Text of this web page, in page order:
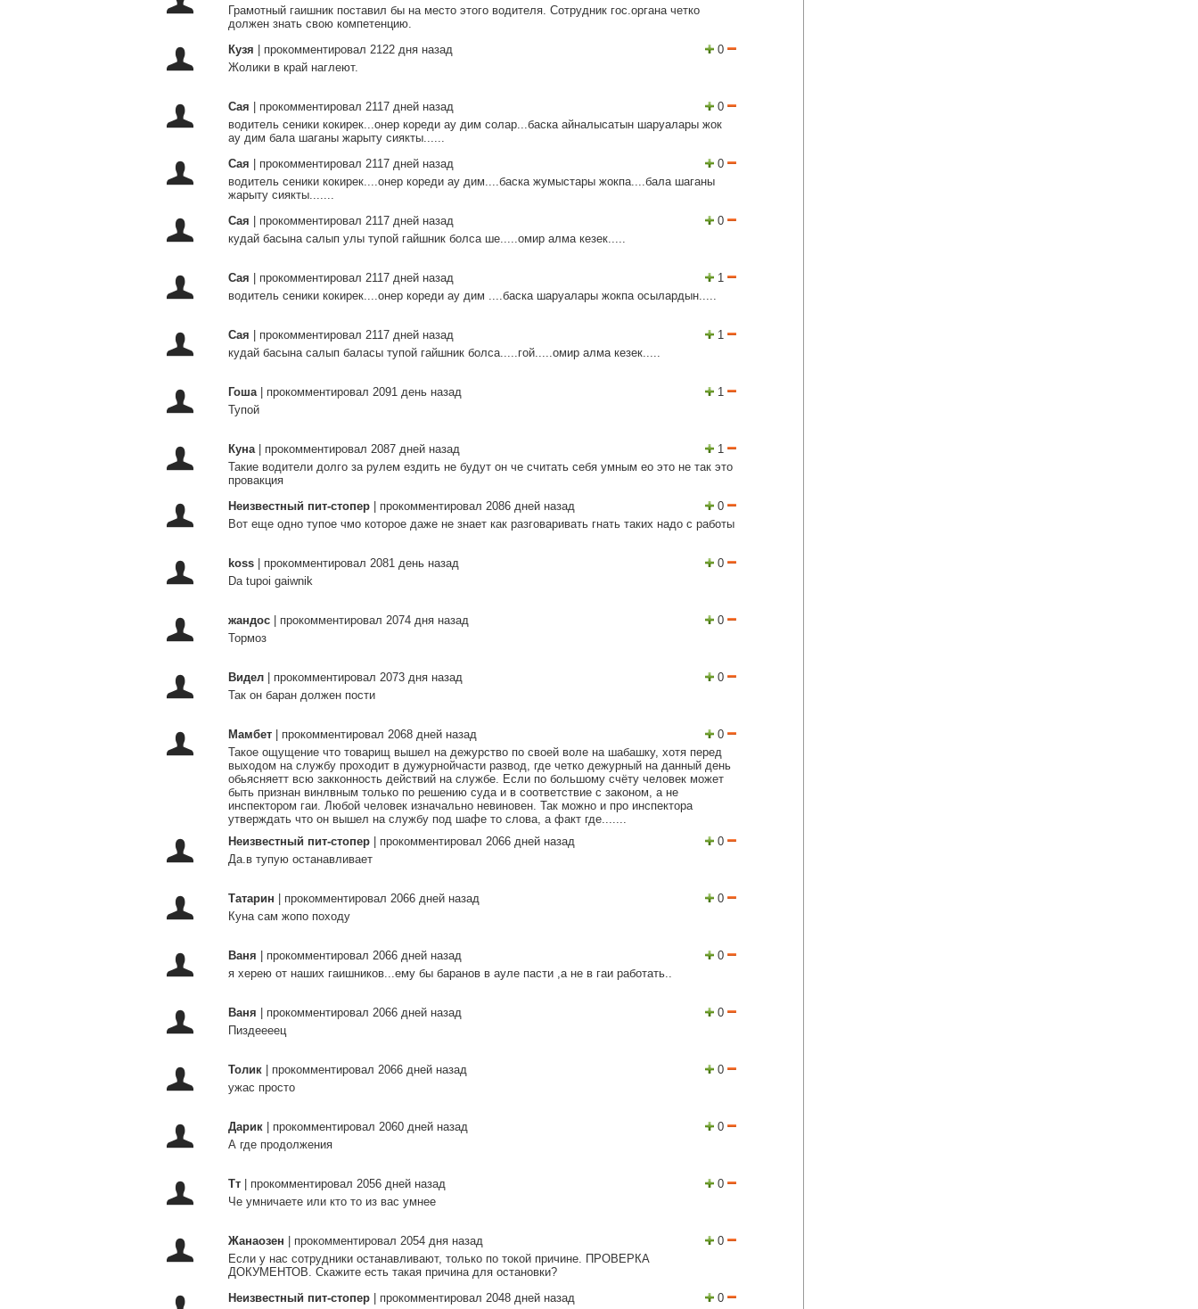
Грамотный гаишник поставил бы на место этого водителя. Сотрудник гос.органа четко
должен знать свою компетенцию.
0
Кузя
прокомментировал 2122 дня назад
Жолики в край наглеют.
0
Сая
прокомментировал 2117 дней назад
водитель сеники кокирек...онер кореди ау дим солар...баска айналысатын шаруалары жок
ау дим бала шаганы жарыту сиякты......
0
Сая
прокомментировал 2117 дней назад
водитель сеники кокирек....онер кореди ау дим....баска жумыстары жокпа....бала шаганы
жарыту сиякты.......
0
Сая
прокомментировал 2117 дней назад
кудай басына салып улы тупой гайшник болса ше.....омир алма кезек.....
1
Сая
прокомментировал 2117 дней назад
водитель сеники кокирек....онер кореди ау дим ....баска шаруалары жокпа осылардын.....
1
Сая
прокомментировал 2117 дней назад
кудай басына салып баласы тупой гайшник болса.....гой.....омир алма кезек.....
1
Гоша| прокомментировал 2091 день назад
Тупой
1
Куна| прокомментировал 2087 дней назад
Такие водители долго за рулем ездить не будут он че считать себя умным ео это не так это
провакция
0
Неизвестный пит-стопер
прокомментировал 2086 дней назад
Вот еще одно тупое чмо которое даже не знает как разговаривать гнать таких надо с работы
0
koss
прокомментировал 2081 день назад
Da tupoi gaiwnik
0
жандос
прокомментировал 2074 дня назад
Тормоз
0
Видел
прокомментировал 2073 дня назад
Так он баран должен пости
0
Мамбет
прокомментировал 2068 дней назад
Такое ощущение что товарищ вышел на дежурство по своей воле на шабашку, хотя перед
выходом на службу проходит в дужурнойчасти развод, где четко дежурный на данный день
обьясняетт всю закконность действий на службе. Если по большому счёту человек может
быть признан винлвным только по решению суда и в соответствие с законом, а не
инспектором гаи. Любой человек изначально невиновен. Так можно и про инспектора
утверждать что он вышел на службу под шафе то слова, а факт где.......
0
Неизвестный пит-стопер
прокомментировал 2066 дней назад
Да.в тупую останавливает
0
Татарин
прокомментировал 2066 дней назад
Куна сам жопо походу
0
Ваня
прокомментировал 2066 дней назад
я херею от наших гаишников...ему бы баранов в ауле пасти ,а не в гаи работать..
0
Ваня
прокомментировал 2066 дней назад
Пиздеееец
0
Толик
прокомментировал 2066 дней назад
ужас просто
0
Дарик
прокомментировал 2060 дней назад
А где продолжения
0
Тт
прокомментировал 2056 дней назад
Че умничаете или кто то из вас умнее
0
Жанаозен
прокомментировал 2054 дня назад
Если у нас сотрудники останавливают, только по токой причине. ПРОВЕРКА
ДОКУМЕНТОВ. Скажите есть такая причина для остановки?
0
Неизвестный пит-стопер прокомментировал 2048 дней назад